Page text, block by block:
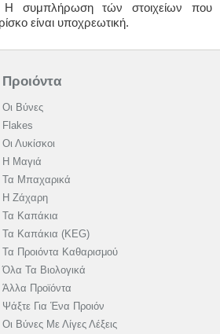
Η συμπλήρωση τών στοιχείων που
είναι υποχρεωτική.
Προιόντα
Οι Βύνες
Flakes
Οι Λυκίσκοι
Η Μαγιά
Τα Μπαχαρικά
Η Ζάχαρη
Τα Καπάκια
Τα Καπάκια (KEG)
Τα Προιόντα Καθαρισμού
Όλα Τα Βιολογικά
Άλλα Προϊόντα
Ψάξτε Για Ένα Προιόν
Οι Βύνες Με Λίγες Λέξεις